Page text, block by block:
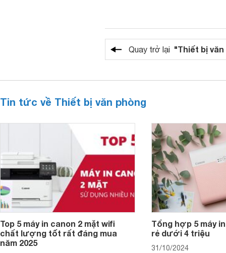
Quay trở lại "Thiết bị
Tin tức về Thiết bị văn phòng
Top 5 máy in canon 2 mặt wifi
chất lượng tốt rất đáng mua
năm 2025
Tổng hợp 5 máy
rẻ dưới 4 triệu
31/10/2024